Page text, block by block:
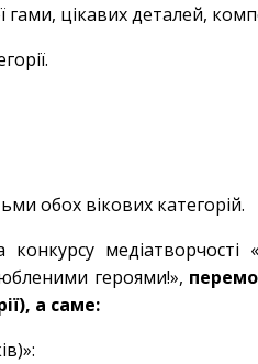
цікавих деталей,
обох вікових категорій.
медіатворчості
героями!»,
а саме: